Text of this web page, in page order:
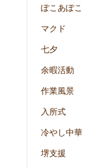
ぽこあぽこ
マクド
七夕
余暇活動
作業風景
入所式
冷やし中華
堺支援